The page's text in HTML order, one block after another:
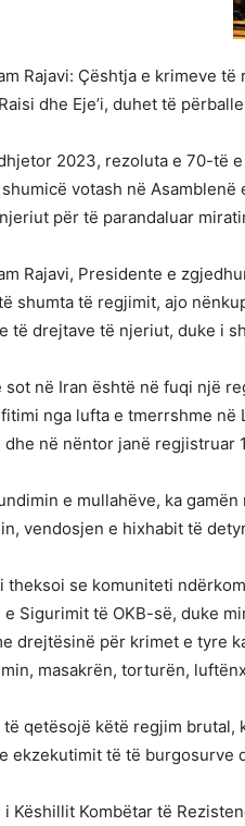
Rajavi: Çështja e krimeve
dhe Eje’i, duhet të
2023, rezoluta e 70-të
votash në
për të parandaluar
Rajavi, Presidente e
shumta të regjimit, ajo
të drejtave të njeriut, duke i
sot në Iran është në fuqi një
nga lufta e tmerrshme
dhe në nëntor janë
e mullahëve, ka
vendosjen e hixhabit të
theksoi se komuniteti
e Sigurimit të OKB-së, duke
drejtësinë për krimet e tyre
masakrën, torturën,
të qetësojë këtë regjim
ekzekutimit të të burgosurve
Këshillit Kombëtar të